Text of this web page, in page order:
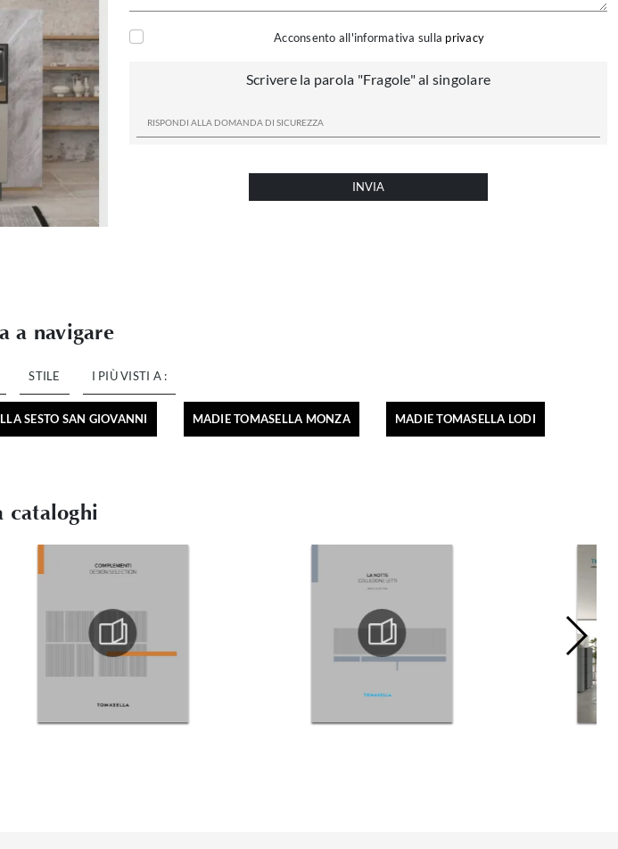
Acconsento all'informativa sulla privacy
Scrivere la parola "Fragole" al singolare
INVIA
a navigare
STILE I PIÙ VISTI A :
SESTO SAN GIOVANNI MADIE TOMASELLA MONZA MADIE TOMASELLA LODI
cataloghi